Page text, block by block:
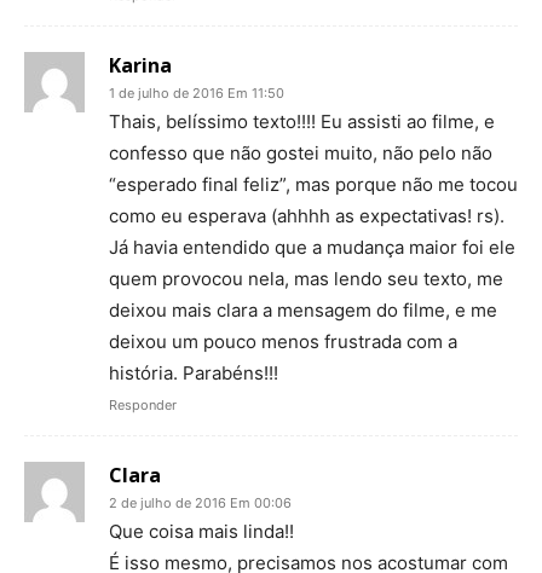
Karina
1 de julho de 2016 Em 11:50
Thais, belíssimo texto!!!! Eu assisti ao filme, e
confesso que não gostei muito, não pelo não
“esperado final feliz”, mas porque não me tocou
como eu esperava (ahhhh as expectativas! rs).
Já havia entendido que a mudança maior foi ele
quem provocou nela, mas lendo seu texto, me
deixou mais clara a mensagem do filme, e me
deixou um pouco menos frustrada com a
história. Parabéns!!!
Responder
Clara
2 de julho de 2016 Em 00:06
Que coisa mais linda!!
É isso mesmo, precisamos nos acostumar com